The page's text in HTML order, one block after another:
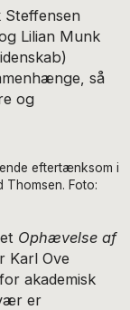
Steffensen
Lilian Munk
så
og
eftertænksom i
Thomsen. Foto:
Ophævelse af
Karl Ove
akademisk
er